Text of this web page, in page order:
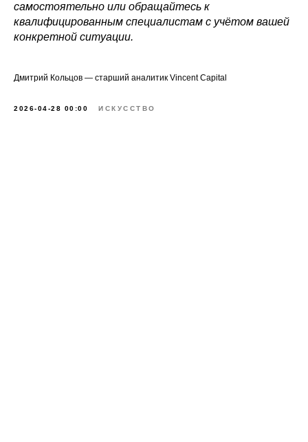
самостоятельно или обращайтесь к
квалифицированным специалистам с учётом вашей
конкретной ситуации.
Дмитрий Кольцов — старший аналитик Vincent Capital
2026-04-28 00:00 ИСКУССТВО